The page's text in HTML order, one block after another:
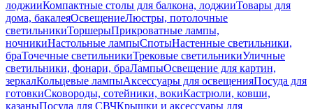
лоджииКомпактные столы для балкона, лоджииТовары для
дома, бакалеяОсвещениеЛюстры, потолочные
светильникиТоршерыПрикроватные лампы,
ночникиНастольные лампыСпотыНастенные светильники,
браТочечные светильникиТрековые светильникиУличные
светильники, фонари, браЛампыОсвещение для картин,
зеркалКольцевые лампыАксессуары для освещенияПосуда для
готовкиСковороды, сотейники, вокиКастрюли, ковши,
казаныПосуда для СВЧКрышки и аксессуары для